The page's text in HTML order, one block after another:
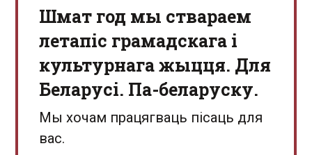
Шмат год мы ствараем
летапіс грамадскага і
культурнага жыцця. Для
Беларусі. Па-беларуску.
Мы хочам працягваць пісаць для
вас.